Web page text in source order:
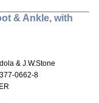
& Ankle, with
& J.W.Stone
0662-8